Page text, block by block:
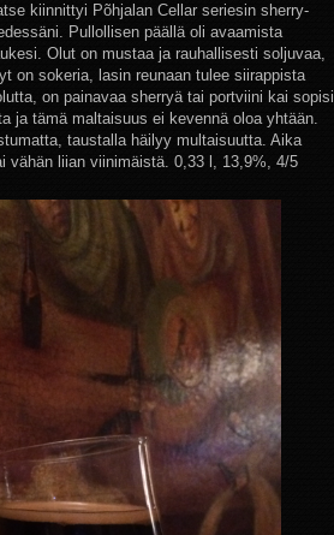
kiinnittyi Põhjalan Cellar seriesin sherry-
Pullollisen päällä oli avaamista
Olut on mustaa ja rauhallisesti soljuvaa,
on sokeria, lasin reunaan tulee siirappista
on painavaa sherryä tai portviini kai sopisi
ja tämä maltaisuus ei kevennä oloa yhtään.
taustalla häilyy multaisuutta. Aika
vähän liian viinimäistä. 0,33 l, 13,9%, 4/5